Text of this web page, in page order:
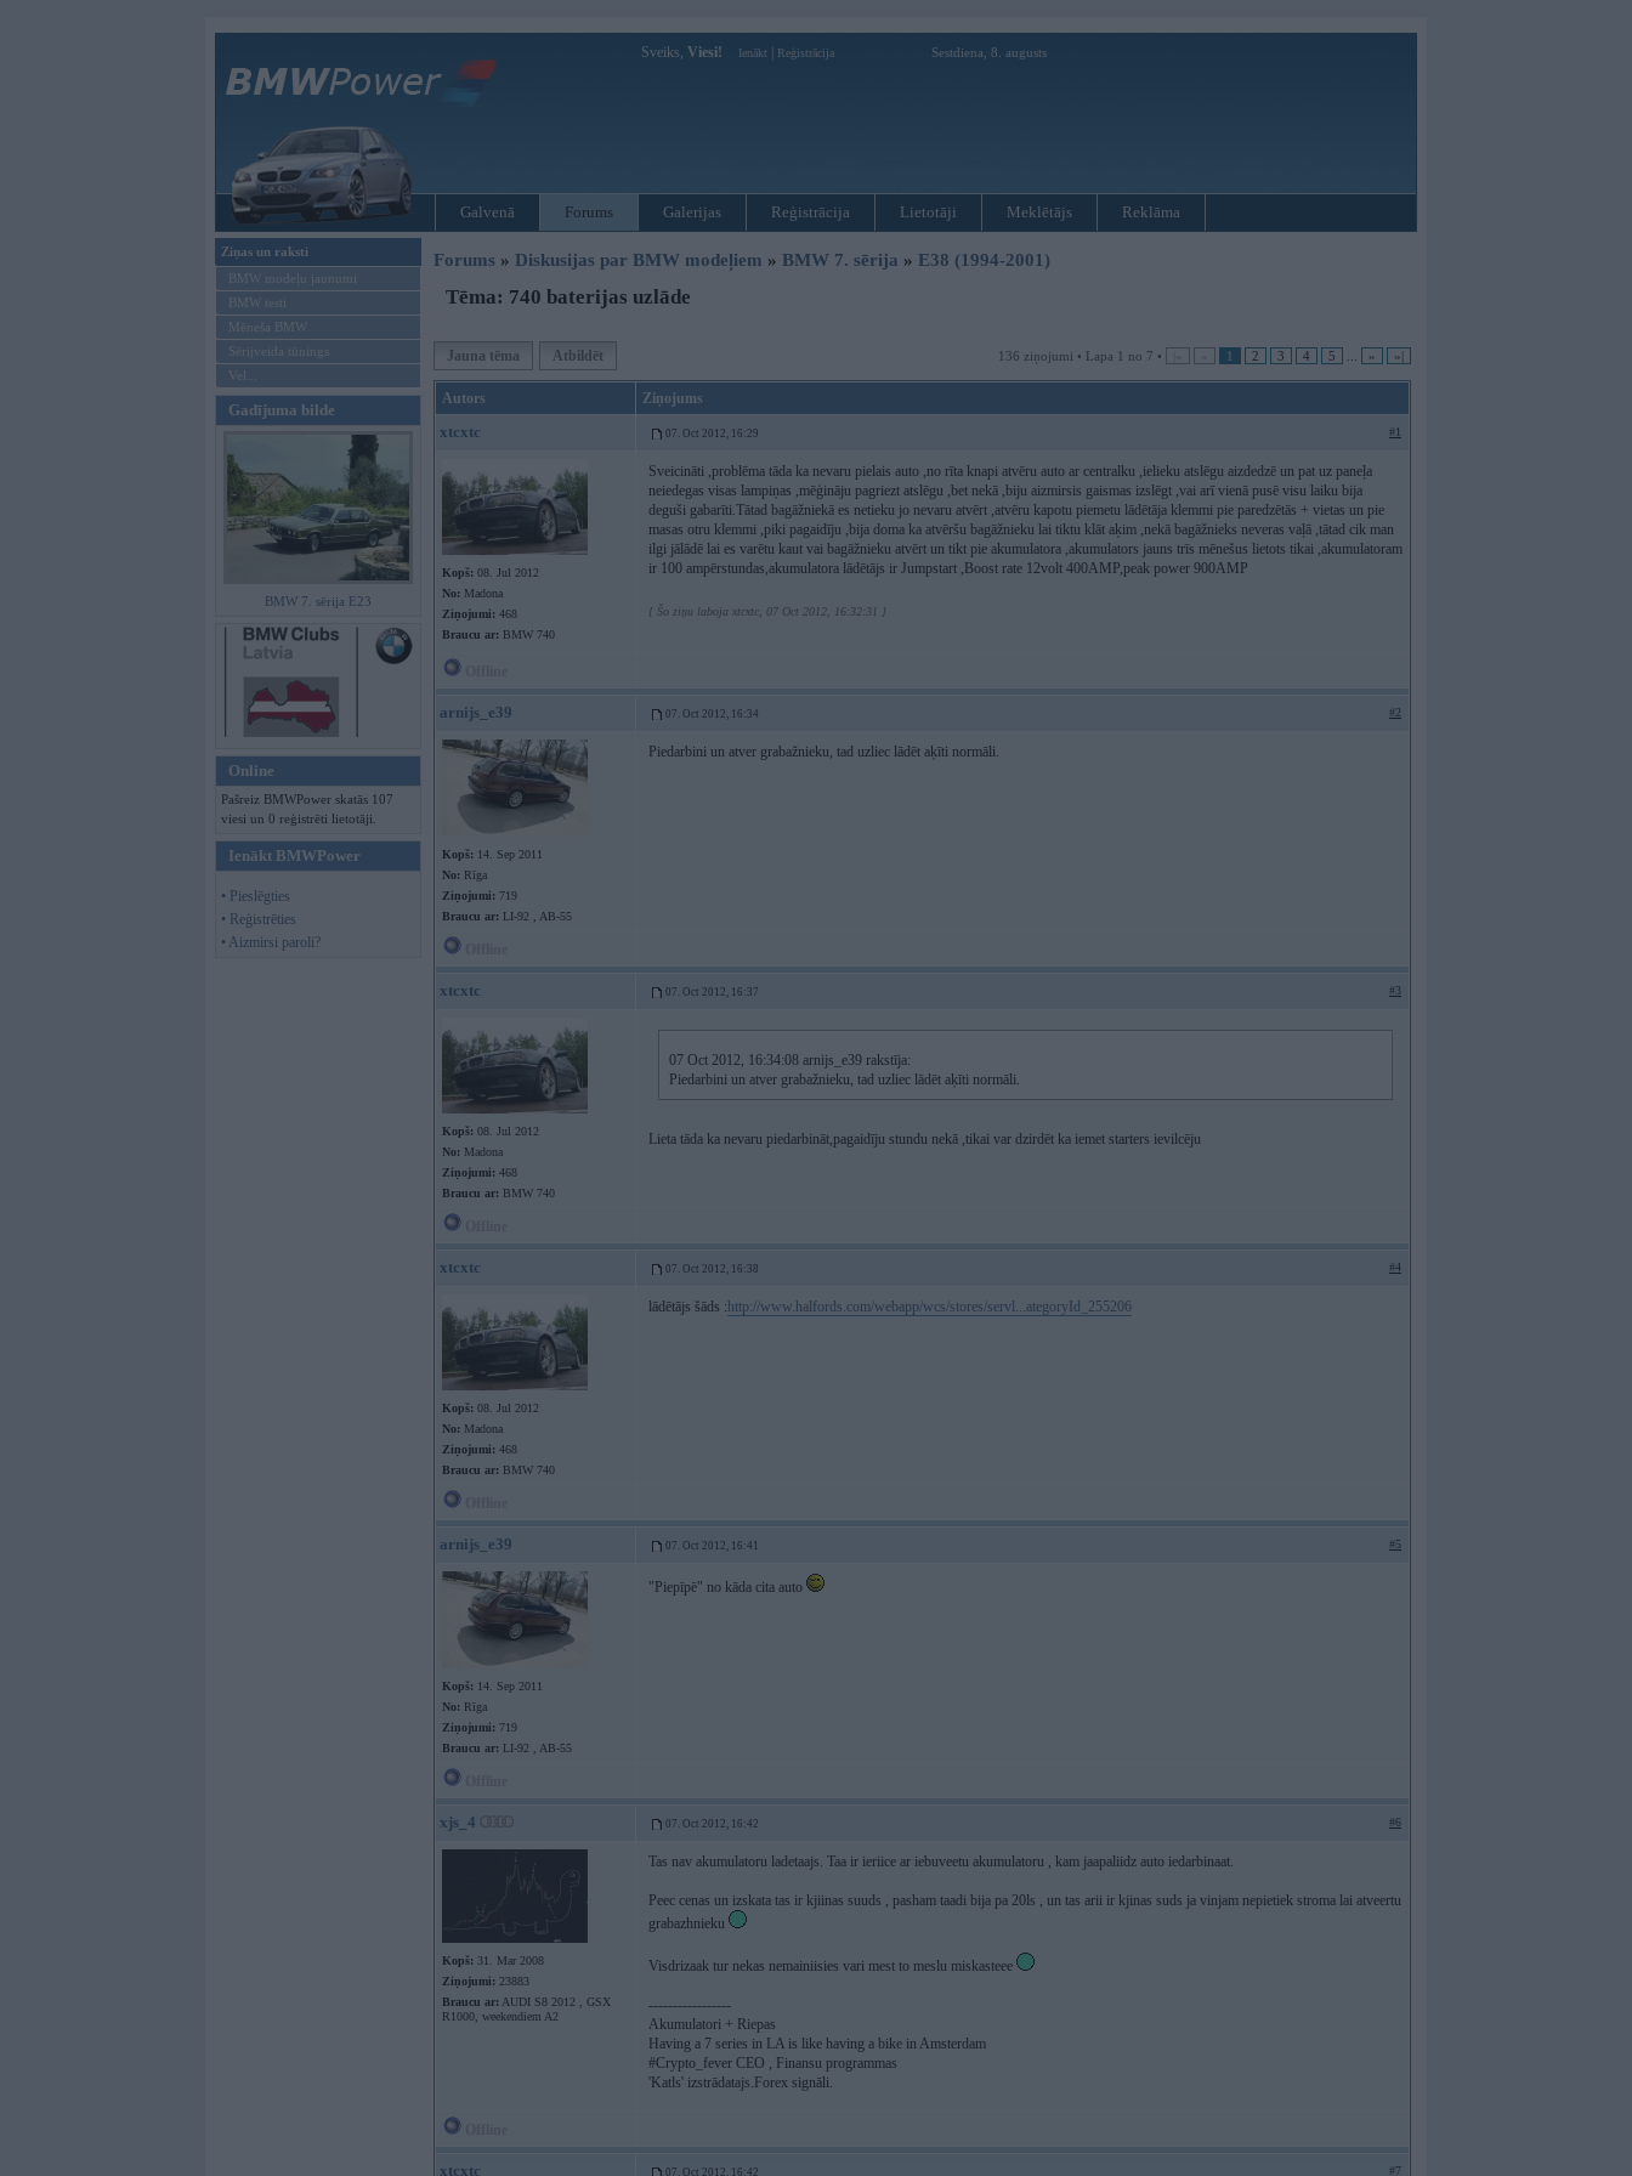
Sveiks, Viesi! Ienākt Reģistrācija Sestdiena, 8. augusts
Galvenā Forums Galerijas Reģistrācija Lietotāji Meklētājs Reklāma
Ziņas un raksti
BMW modeļu jaunumi
BMW testi
Mēneša BMW
Sērijveida tūnings
Vel...
Gadījuma bilde
BMW 7. sērija E23
Online
Pašreiz BMWPower skatās 107
viesi un 0 reģistrēti lietotāji.
Ienākt BMWPower
• Pieslēgties
• Reģistrēties
• Aizmirsi paroli?
Forums » Diskusijas par BMW modeļiem » BMW 7. sērija » E38 (1994-2001)
Tēma: 740 baterijas uzlāde
Jauna tēma Atbildēt 136 ziņojumi • Lapa 1 no 7 • |« « 1 2 3 4 5 » »|
Autors Ziņojums
xtcxtc 07. Oct 2012, 16:29 #1
Kopš: 08. Jul 2012
No: Madona
Ziņojumi: 468
Braucu ar: BMW 740
Sveicināti ,problēma tāda ka nevaru pielais auto ,no rīta knapi atvēru auto ar centralku ,ielieku atslēgu aizdedzē un pat uz paneļa
neiedegas visas lampiņas ,mēģināju pagriezt atslēgu ,bet nekā ,biju aizmirsis gaismas izslēgt ,vai arī vienā pusē visu laiku bija
deguši gabarīti.Tātad bagāžniekā es netieku jo nevaru atvērt ,atvēru kapotu piemetu lādētāja klemmi pie paredzētās + vietas un pie
masas otru klemmi ,piki pagaidīju ,bija doma ka atvēršu bagāžnieku lai tiktu klāt aķim ,nekā bagāžnieks neveras vaļā ,tātad cik man
ilgi jālādē lai es varētu kaut vai bagāžnieku atvērt un tikt pie akumulatora ,akumulators jauns trīs mēnešus lietots tikai ,akumulatoram
ir 100 ampērstundas,akumulatora lādētājs ir Jumpstart ,Boost rate 12volt 400AMP,peak power 900AMP
[ Šo ziņu laboja xtcxtc, 07 Oct 2012, 16:32:31 ]
arnijs_e39 07. Oct 2012, 16:34 #2
Kopš: 14. Sep 2011
No: Rīga
Ziņojumi: 719
Braucu ar: LI-92 , AB-55
Piedarbini un atver grabažnieku, tad uzliec lādēt aķīti normāli.
xtcxtc 07. Oct 2012, 16:37 #3
Kopš: 08. Jul 2012
No: Madona
Ziņojumi: 468
Braucu ar: BMW 740
07 Oct 2012, 16:34:08 arnijs_e39 rakstīja:
Piedarbini un atver grabažnieku, tad uzliec lādēt aķīti normāli.
Lieta tāda ka nevaru piedarbināt,pagaidīju stundu nekā ,tikai var dzirdēt ka iemet starters ievilcēju
xtcxtc 07. Oct 2012, 16:38 #4
Kopš: 08. Jul 2012
No: Madona
Ziņojumi: 468
Braucu ar: BMW 740
lādētājs šāds : http://www.halfords.com/webapp/wcs/stores/servl...ategoryId_255206
arnijs_e39 07. Oct 2012, 16:41 #5
Kopš: 14. Sep 2011
No: Rīga
Ziņojumi: 719
Braucu ar: LI-92 , AB-55
"Piepīpē" no kāda cita auto
xjs_4 07. Oct 2012, 16:42 #6
Kopš: 31. Mar 2008
Ziņojumi: 23883
Braucu ar: AUDI S8 2012 , GSX
R1000, weekendiem A2
Tas nav akumulatoru ladetaajs. Taa ir ieriice ar iebuveetu akumulatoru , kam jaapaliidz auto iedarbinaat.
Peec cenas un izskata tas ir kjiinas suuds , pasham taadi bija pa 20ls , un tas arii ir kjinas suds ja vinjam nepietiek stroma lai atveertu
grabazhnieku
Visdrizaak tur nekas nemainiisies vari mest to meslu miskasteee
-----------------
Akumulatori + Riepas
Having a 7 series in LA is like having a bike in Amsterdam
#Crypto_fever CEO , Finansu programmas
'Katls' izstrādatajs.Forex signāli.
xtcxtc 07. Oct 2012, 16:42 #7